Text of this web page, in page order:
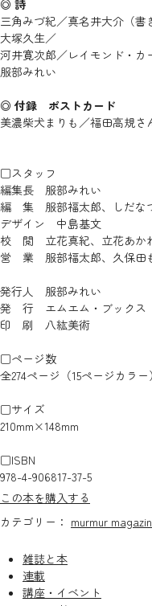
◎ 詩
三角みづ紀／真名井大介（
大塚久生／
河井寛次郎／レイモンド・
服部みれい
◎ 付録 ポストカード
美濃柴犬まりも／福田高規さ
□スタッフ
編集長 服部みれい
編 集 服部福太郎、しだな
デザイン 中島基文
校 閲 立花真紀、立花あか
営 業 服部福太郎、久保田
発行人 服部みれい
発 行 エムエム・ブックス
印 刷 八紘美術
□ページ数
全274ページ（15ページカラー）
□サイズ
210mm×148mm
□ISBN
978-4-906817-37-5
この本を購入する
カテゴリー： murmur
雑誌と本
連載
講座・イベント